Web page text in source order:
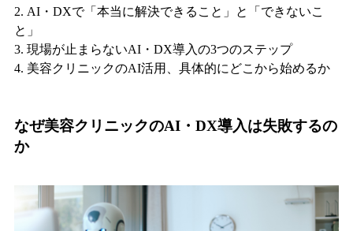
2. AI・DXで「本当に解決できること」と「できないこ
と」
3. 現場が止まらないAI・DX導入の3つのステップ
4. 美容クリニックのAI活用、具体的にどこから始めるか
なぜ美容クリニックのAI・DX導入は失敗するの
か